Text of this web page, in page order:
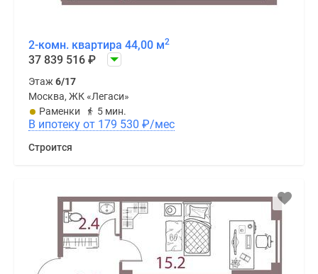
2-комн. квартира 44,00 м2
37 839 516 ₽
Этаж6/17
Москва, ЖК «Легаси»
Раменки
5 мин.
В ипотеку от 179 530 ₽/мес
Строится